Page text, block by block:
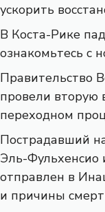
ускорить
В Коста-Рике
ознакомьтесь с
Правительство
провели вторую
переходном
Пострадавший
Эль-Фульхенсио
отправлен в
и причины